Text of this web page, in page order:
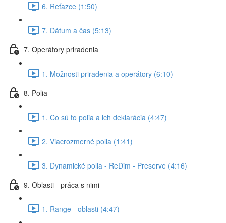
6. Reťazce (1:50)
7. Dátum a čas (5:13)
7. Operátory priradenia
1. Možnosti priradenia a operátory (6:10)
8. Polia
1. Čo sú to polia a ich deklarácia (4:47)
2. Viacrozmerné polia (1:41)
3. Dynamické polia - ReDim - Preserve (4:16)
9. Oblasti - práca s nimi
1. Range - oblasti (4:47)